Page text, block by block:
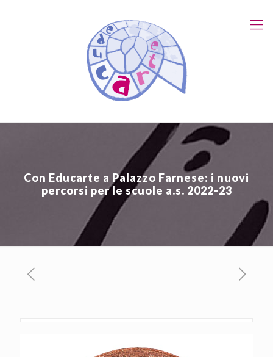
Con Educarte a Palazzo Farnese: i nuovi
percorsi per le scuole a.s. 2022-23